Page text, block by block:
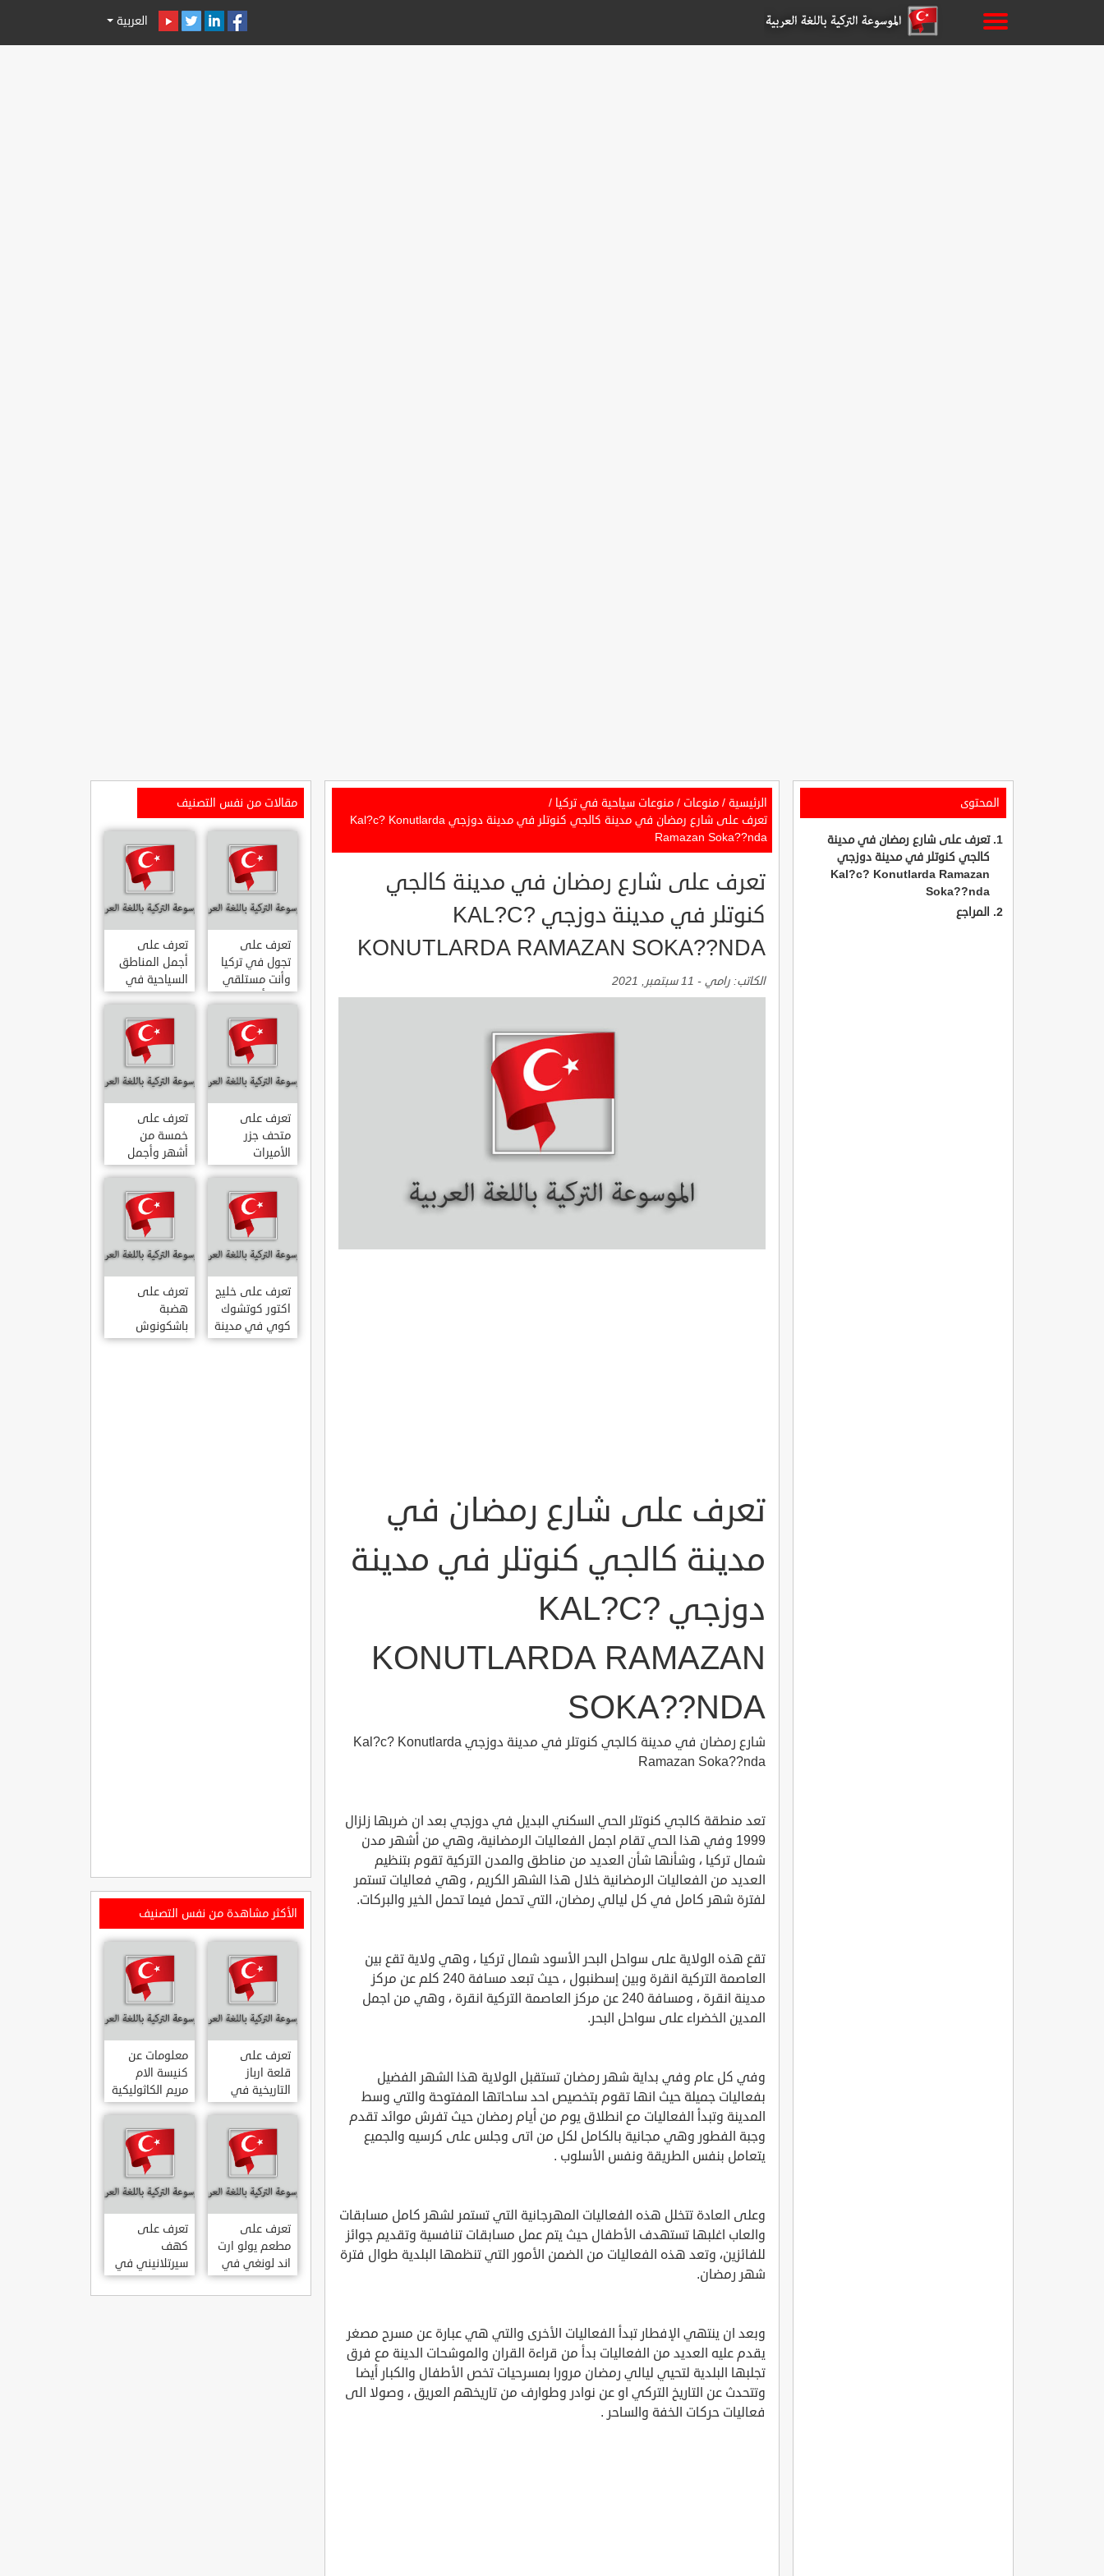
العربية
المحتوى
تعرف على شارع رمضان في مدينة
كالجي كنوتلر في مدينة دوزجي
Kal?c? Konutlarda Ramazan
Soka??nda
المراجع
الرئيسية / منوعات / منوعات سياحية في تركيا /
تعرف على شارع رمضان في مدينة كالجي كنوتلر في مدينة دوزجي Kal?c? Konutlarda
Ramazan Soka??nda
تعرف على شارع رمضان في مدينة كالجي
كنوتلر في مدينة دوزجي KAL?C?
KONUTLARDA RAMAZAN SOKA??NDA
الكاتب: رامي - 11 سبتمبر, 2021
تعرف على شارع رمضان في
مدينة كالجي كنوتلر في مدينة
دوزجي KAL?C?
KONUTLARDA RAMAZAN
SOKA??NDA
شارع رمضان في مدينة كالجي كنوتلر في مدينة دوزجي Kal?c? Konutlarda
Ramazan Soka??nda
تعد منطقة كالجي كنوتلر الحي السكني البديل في دوزجي بعد ان ضربها زلزال
1999 وفي هذا الحي تقام اجمل الفعاليات الرمضانية، وهي من أشهر مدن
شمال تركيا ، وشأنها شأن العديد من مناطق والمدن التركية تقوم بتنظيم
العديد من الفعاليات الرمضانية خلال هذا الشهر الكريم ، وهي فعاليات تستمر
لفترة شهر كامل في كل ليالي رمضان، التي تحمل فيما تحمل الخير والبركات.
تقع هذه الولاية على سواحل البحر الأسود شمال تركيا ، وهي ولاية تقع بين
العاصمة التركية انقرة وبين إسطنبول ، حيث تبعد مسافة 240 كلم عن مركز
مدينة انقرة ، ومسافة 240 عن مركز العاصمة التركية انقرة ، وهي من اجمل
المدين الخضراء على سواحل البحر.
وفي كل عام وفي بداية شهر رمضان تستقبل الولاية هذا الشهر الفضيل
بفعاليات جميلة حيث انها تقوم بتخصيص احد ساحاتها المفتوحة والتي وسط
المدينة وتبدأ الفعاليات مع انطلاق يوم من أيام رمضان حيث تفرش موائد تقدم
وجبة الفطور وهي مجانية بالكامل لكل من اتى وجلس على كرسيه والجميع
يتعامل بنفس الطريقة ونفس الأسلوب .
وعلى العادة تتخلل هذه الفعاليات المهرجانية التي تستمر لشهر كامل مسابقات
والعاب اغلبها تستهدف الأطفال حيث يتم عمل مسابقات تنافسية وتقديم جوائز
للفائزين، وتعد هذه الفعاليات من الضمن الأمور التي تنظمها البلدية طوال فترة
شهر رمضان.
وبعد ان ينتهي الإفطار تبدأ الفعاليات الأخرى والتي هي عبارة عن مسرح مصغر
يقدم عليه العديد من الفعاليات بدأ من قراءة القران والموشحات الدينة مع فرق
تجلبها البلدية لتحيي ليالي رمضان مرورا بمسرحيات تخص الأطفال والكبار أيضا
وتتحدث عن التاريخ التركي او عن نوادر وطوارف من تاريخهم العريق ، وصولا الى
فعاليات حركات الخفة والساحر .
مقالات من نفس التصنيف
تعرف على
تجول في تركيا
وأنت مستلقي
على أريكتك
..السياحة
الافتراضية.
تعرف على
أجمل المناطق
السياحية في
اسطنبول
المشهورة في
تعرف على
متحف جزر
الأميرات
ADALAR
MÜZESI
تعرف على
خمسة من
أشهر وأجمل
قصور اسطنبول
تعرف على خليج
اكتور كوتشوك
كوي في مدينة
داتشا الساحلية
تعرف على
هضبة
باشكونوش
الطبيعية في
الأكثر مشاهدة من نفس التصنيف
تعرف على
قلعة ارباز
التاريخية في
ولاية ايدن.. من
القلاع الدولة
العثمانية
ARPAZ
KALESI AYDIN
معلومات عن
كنيسة الام
مريم الكاثوليكية
في هاتي .. من
معالم المدينة
التاريخية
والدينية
MERYEM ANA
KATOLIK
KILISESI
HATAY
تعرف على
مطعم يولو ارت
اند لونغي في
ازمير .. مطعم
بجدران متحف
تعرف على
كهف
سيرتلانيني في
ولاية ايدن .. من
اعاجيب الطبيعة